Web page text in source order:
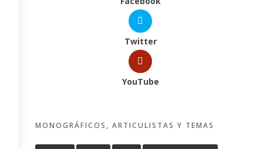
Twitter
YouTube
MONOGRÁFICOS, ARTICULISTAS Y TEMAS